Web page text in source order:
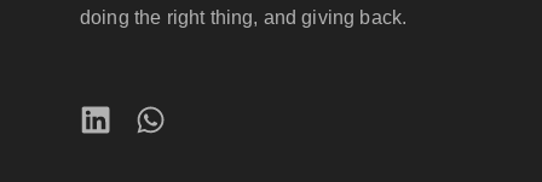
doing the right thing, and giving back.